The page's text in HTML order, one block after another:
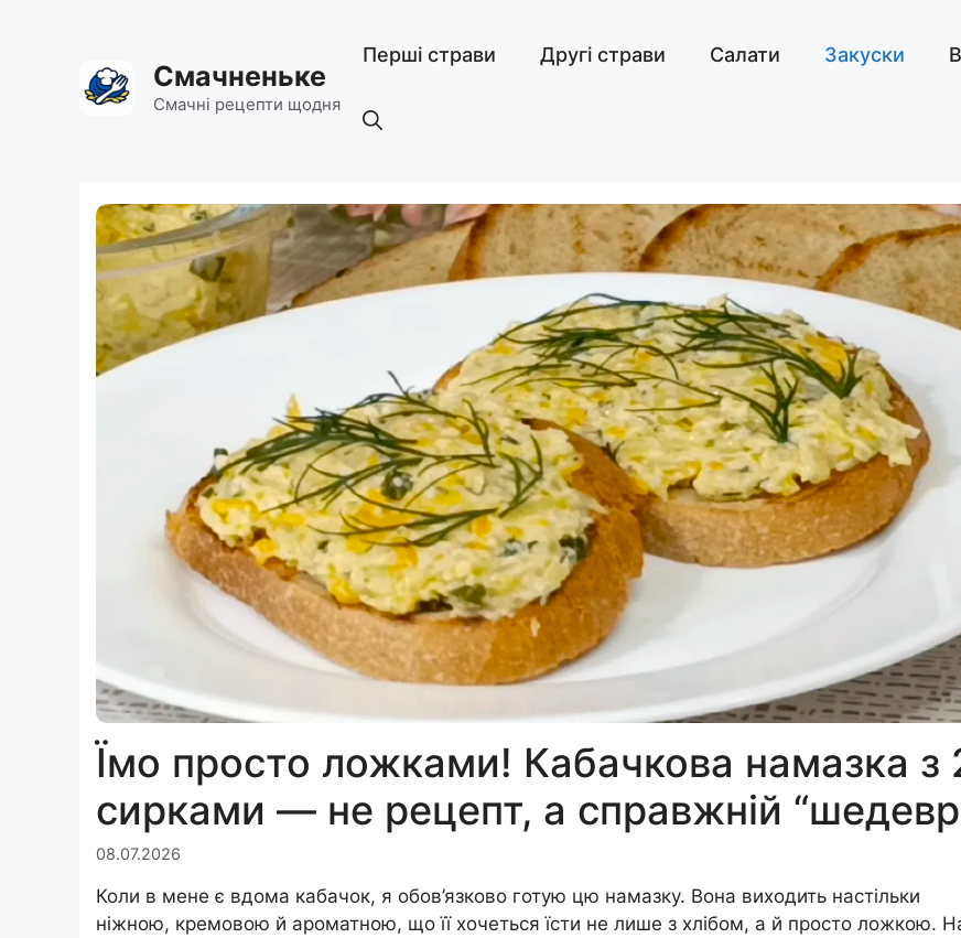
Смачненьке
Смачні рецепти щодня
Перші страви Другі страви Салати Закуски
Їмо просто ложками! Кабачкова намазка з
сирками — не рецепт, а справжній
08.07.2026
Коли в мене є вдома кабачок, я обов’язково готую цю намазку. Вона виходить настільки
ніжною, кремовою й ароматною, що її хочеться їсти не лише з хлібом, а й просто ложкою.